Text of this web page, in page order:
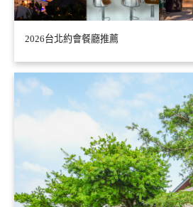
2026台北約會餐廳推薦